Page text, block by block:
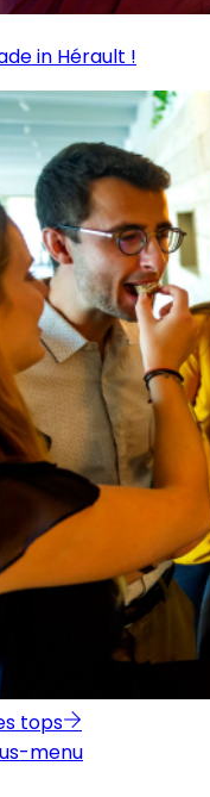
in Hérault !
tops
menu